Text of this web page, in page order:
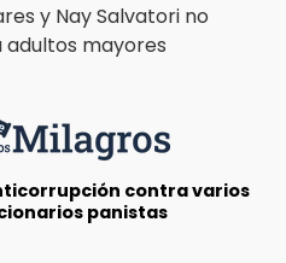
y Nay Salvatori no
mayores
contra varios
panistas